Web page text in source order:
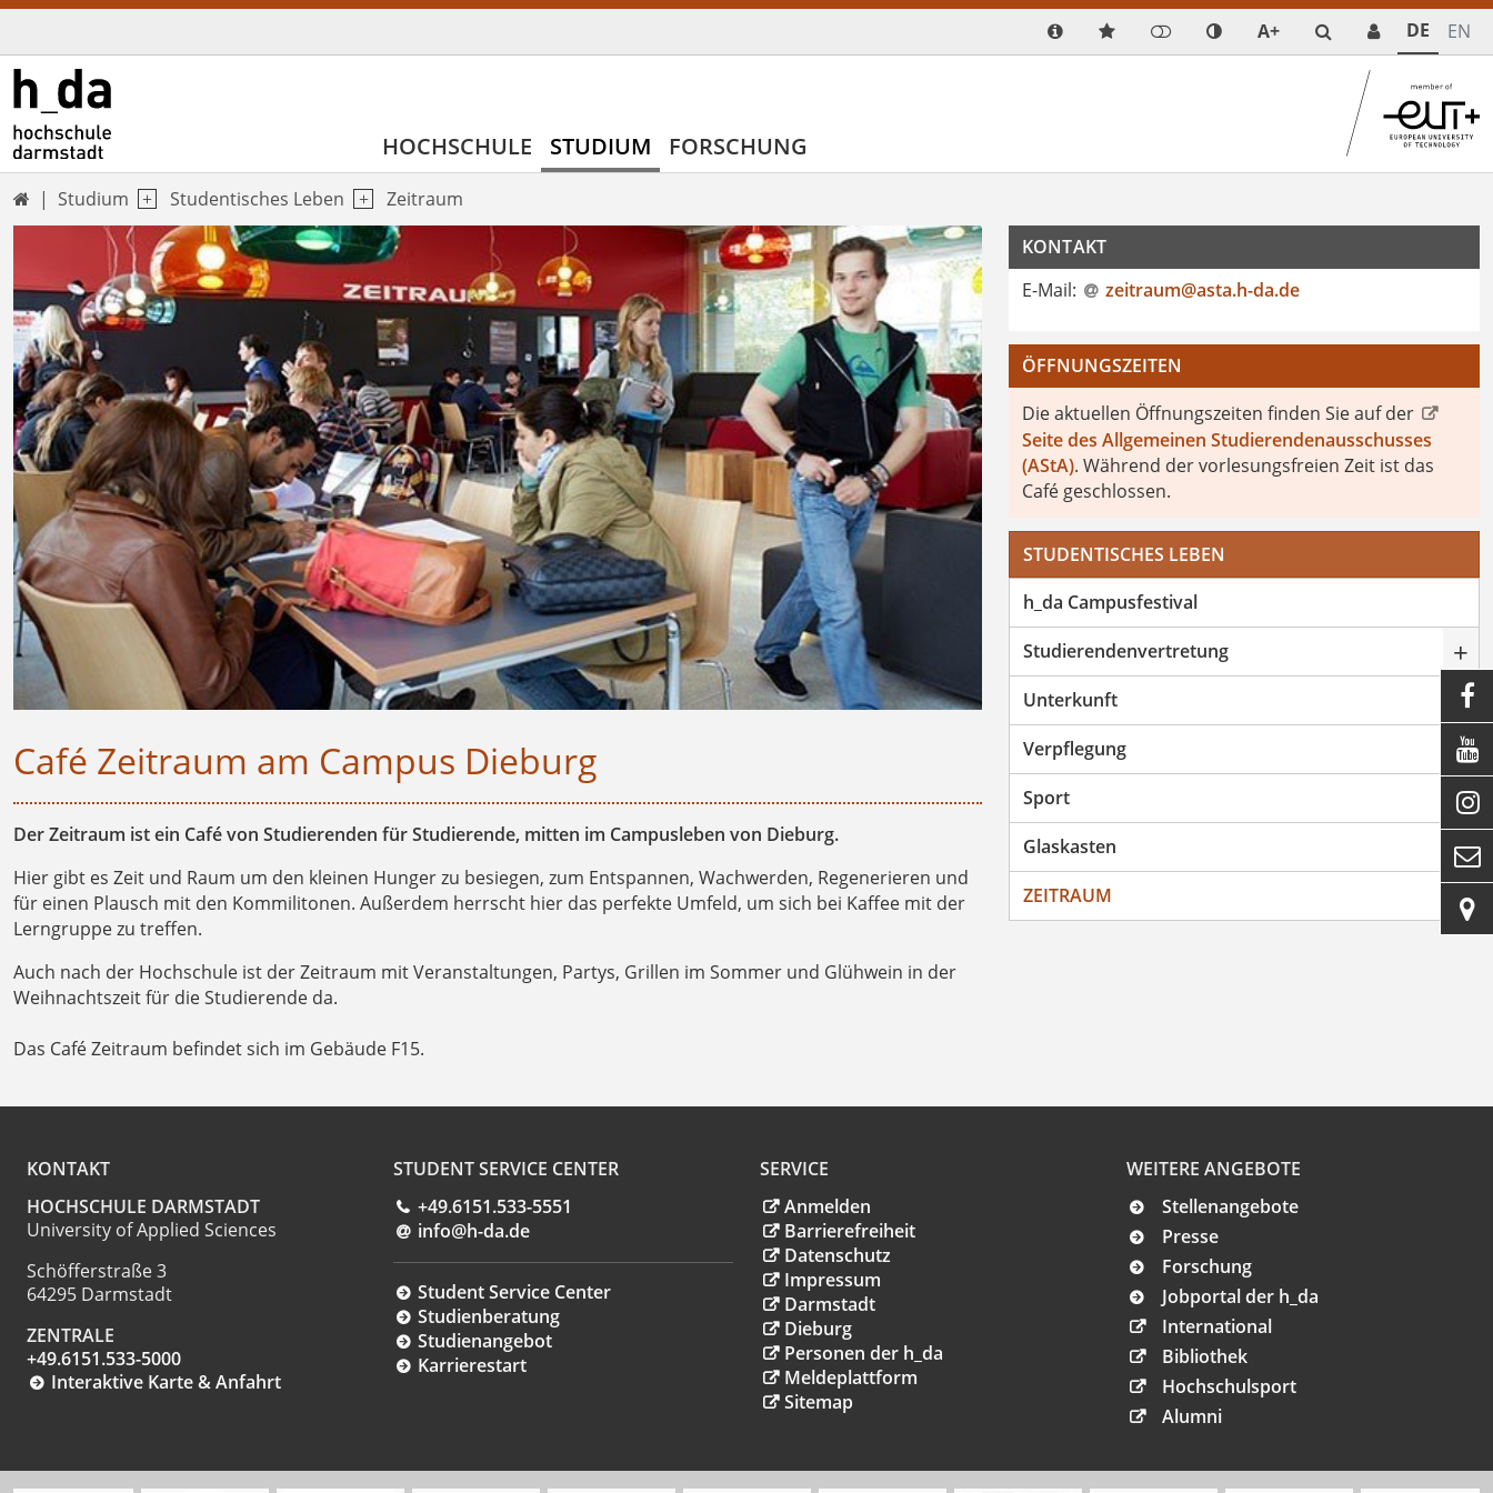
A+ DE EN
HOCHSCHULE STUDIUM FORSCHUNG
 Studium Studentisches Leben Zeitraum
Café Zeitraum am Campus Dieburg
Der Zeitraum ist ein Café von Studierenden für Studierende, mitten im Campusleben von Dieburg.
Hier gibt es Zeit und Raum um den kleinen Hunger zu besiegen, zum Entspannen, Wachwerden, Regenerieren und
für einen Plausch mit den Kommilitonen. Außerdem herrscht hier das perfekte Umfeld, um sich bei Kaffee mit der
Lerngruppe zu treffen.
Auch nach der Hochschule ist der Zeitraum mit Veranstaltungen, Partys, Grillen im Sommer und Glühwein in der
Weihnachtszeit für die Studierende da.
Das Café Zeitraum befindet sich im Gebäude F15.
KONTAKT
E-Mail:
zeitraum@asta.h-da.de
ÖFFNUNGSZEITEN
Die aktuellen Öffnungszeiten finden Sie auf der
Seite des Allgemeinen Studierendenausschusses
(AStA). Während der vorlesungsfreien Zeit ist das
Café geschlossen.
STUDENTISCHES LEBEN
h_da Campusfestival
Studierendenvertretung
+
Unterkunft
Verpflegung
Sport
Glaskasten
ZEITRAUM
KONTAKT
HOCHSCHULE DARMSTADT
University of Applied Sciences
Schöfferstraße 3
64295 Darmstadt
ZENTRALE
+49.6151.533-5000
Interaktive Karte & Anfahrt
STUDENT SERVICE CENTER
+49.6151.533-5551
info@h-da.de
Student Service Center
Studienberatung
Studienangebot
Karrierestart
SERVICE
Anmelden
Barrierefreiheit
Datenschutz
Impressum
Darmstadt
Dieburg
Personen der h_da
Meldeplattform
Sitemap
WEITERE ANGEBOTE
Stellenangebote
Presse
Forschung
Jobportal der h_da
International
Bibliothek
Hochschulsport
Alumni




